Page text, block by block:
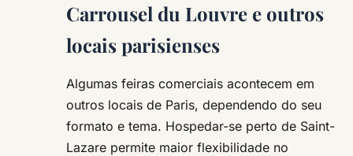
Carrousel du Louvre e outros
locais parisienses
Algumas feiras comerciais acontecem em
outros locais de Paris, dependendo do seu
formato e tema. Hospedar-se perto de Saint-
Lazare permite maior flexibilidade no